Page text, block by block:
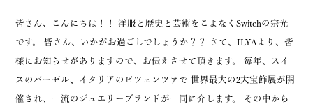
皆さん、こんにちは！！ 洋服と歴史と芸術をこよなくSwitchの宗光
です。 皆さん、いかがお過ごしでしょうか？？ さて、ILYAより、皆
様にお知らせがありますので、お伝えさせて頂きます。 毎年、スイ
スのバーゼル、イタリアのビツェンツァで 世界最大の2大宝飾展が開
催され、一流のジュエリーブランドが一同に介します。 その中から